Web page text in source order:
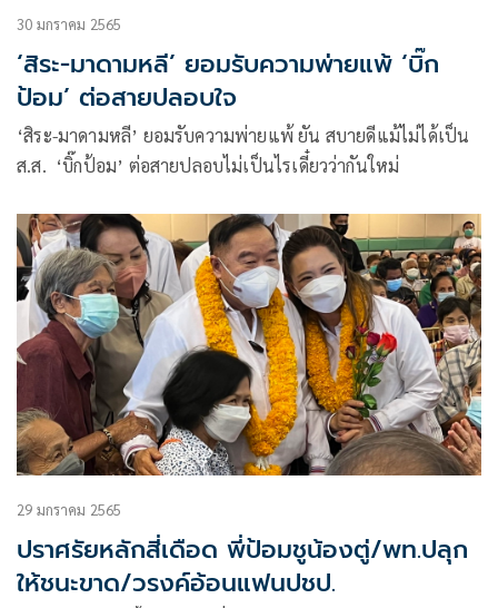
30 มกราคม 2565
‘สิระ-มาดามหลี’ ยอมรับความพ่ายแพ้ ‘บิ๊ก
ป้อม’ ต่อสายปลอบใจ
‘สิระ-มาดามหลี’ ยอมรับความพ่ายแพ้ ยัน​ สบายดีแม้ไม่ได้เป็น
ส.ส. ‘บิ๊กป้อม’ ต่อสายปลอบไม่เป็นไรเดี๋ยวว่ากันใหม่
29 มกราคม 2565
ปราศรัยหลักสี่เดือด พี่ป้อมชูน้องตู่/พท.ปลุก
ให้ชนะขาด/วรงค์อ้อนแฟนปชป.